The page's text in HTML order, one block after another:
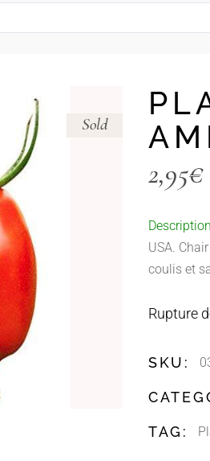
à planter –
à la culture en pot –
—
à la culture en pot –
Sold
2,95€
USA.
coulis et
Rupture
SKU:
TAG: